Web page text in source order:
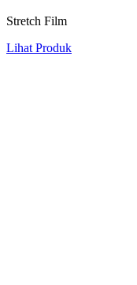
Stretch Film
Lihat Produk